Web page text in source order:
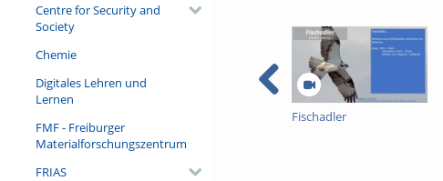
Centre for Security and
Society
Chemie
Digitales Lehren und
Lernen
FMF - Freiburger
Materialforschungszentrum
FRIAS
Fischadler